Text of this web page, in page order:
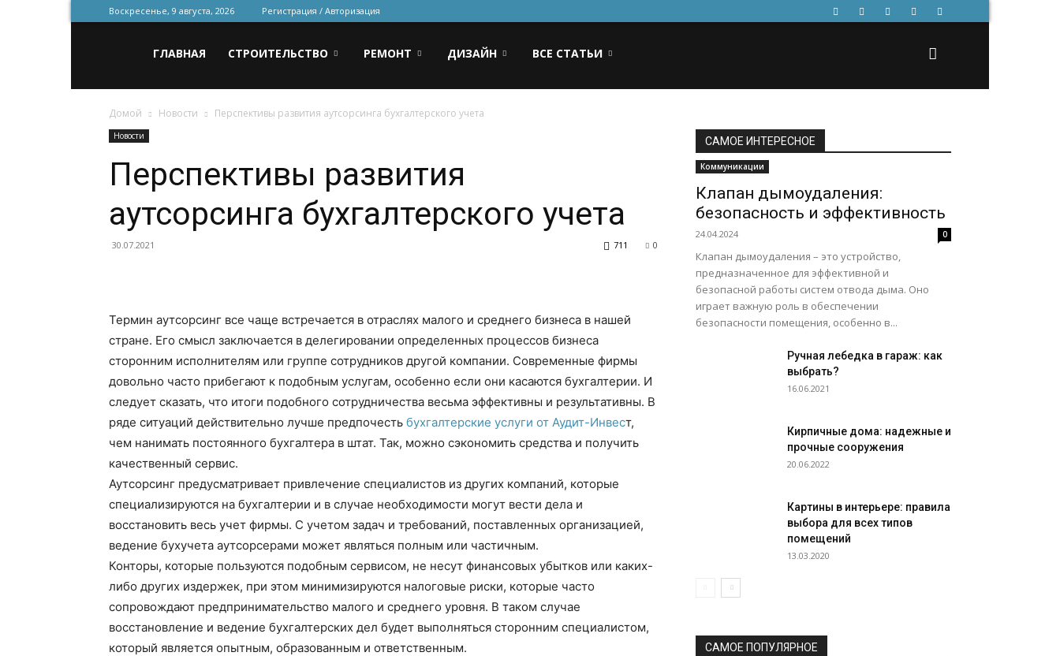
Воскресенье, 9 августа, 2026 Регистрация / Авторизация
для
строительства
и
ГЛАВНАЯ СТРОИТЕЛЬСТВО РЕМОНТ ДИЗАЙН ВСЕ СТАТЬИ
Домой Новости Перспективы развития аутсорсинга бухгалтерского учета
Новости
Перспективы развития
аутсорсинга бухгалтерского учета
30.07.2021 0
711
Термин аутсорсинг все чаще встречается в отраслях малого и среднего бизнеса в нашей
стране. Его смысл заключается в делегировании определенных процессов бизнеса
сторонним исполнителям или группе сотрудников другой компании. Современные фирмы
довольно часто прибегают к подобным услугам, особенно если они касаются бухгалтерии. И
следует сказать, что итоги подобного сотрудничества весьма эффективны и результативны. В
ряде ситуаций действительно лучше предпочесть бухгалтерские услуги от Аудит-Инвест,
чем нанимать постоянного бухгалтера в штат. Так, можно сэкономить средства и получить
качественный сервис.
Аутсорсинг предусматривает привлечение специалистов из других компаний, которые
специализируются на бухгалтерии и в случае необходимости могут вести дела и
восстановить весь учет фирмы. С учетом задач и требований, поставленных организацией,
ведение бухучета аутсорсерами может являться полным или частичным.
Конторы, которые пользуются подобным сервисом, не несут финансовых убытков или каких-
либо других издержек, при этом минимизируются налоговые риски, которые часто
сопровождают предпринимательство малого и среднего уровня. В таком случае
восстановление и ведение бухгалтерских дел будет выполняться сторонним специалистом,
который является опытным, образованным и ответственным.
САМОЕ ИНТЕРЕСНОЕ
Коммуникации
Клапан дымоудаления:
безопасность и эффективность
24.04.2024 0
Клапан дымоудаления – это устройство,
предназначенное для эффективной и
безопасной работы систем отвода дыма. Оно
играет важную роль в обеспечении
безопасности помещения, особенно в...
Ручная лебедка в гараж: как
выбрать?
16.06.2021
Кирпичные дома: надежные и
прочные сооружения
20.06.2022
Картины в интерьере: правила
выбора для всех типов
помещений
13.03.2020
САМОЕ ПОПУЛЯРНОЕ